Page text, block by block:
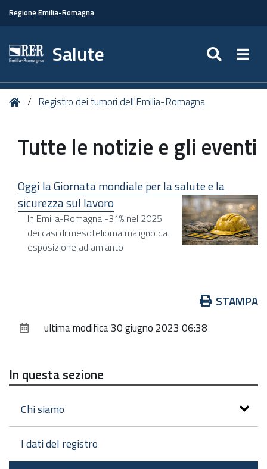
Regione Emilia-Romagna
Salute
Tu HomeRegistro dei tumori dell'Emilia-Romagna
Tutte le notizie e gli eventi
Oggi la Giornata mondiale per la salute e la
sicurezza sul lavoro
In Emilia-Romagna -31% nel 2025
dei casi di mesotelioma maligno da
esposizione ad amianto
documento
STAMPA
ultima modifica30 giugno 2023 06:38
In questa sezione
Chi siamo
I dati del registro